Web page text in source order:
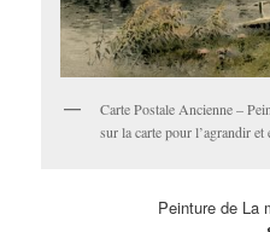
Carte Postale Ancienne –
sur la carte pour l’agrandir
Peinture de La